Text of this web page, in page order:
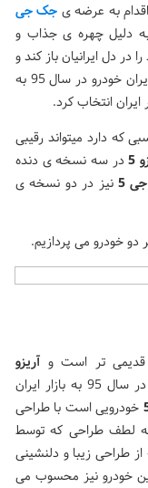
جک جی
دلیل چهره ی جذاب و
دل ایرانیان باز کند و
بدون رقیب تا سال 95 یکه تازی کند تا اینکه مدیران خودرو در سال 95 به
که دارد میتواند رقیبی
در سه نسخه ی دنده
5 نیز در دو نسخه ی
خودرو می پردازیم.
قدیمی تر است و آریزو
خودرویی است که در سال 2015 رونمایی و در سال 95 به بازار ایران
خودرویی است با طراحی
لطف طراحی که توسط
از طراحی زیبا و دلنشینی
خودرو نیز محسوب می